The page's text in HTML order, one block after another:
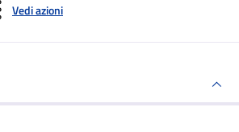
Vedi azioni